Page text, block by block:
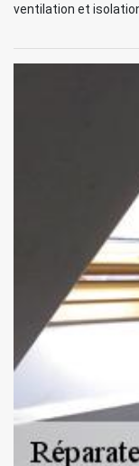
ventilation et